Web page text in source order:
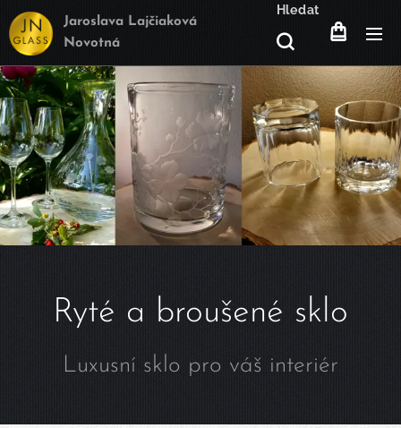
Jaroslava Lajčiaková
Novotná
Hledat
Ryté a broušené sklo
Luxusní sklo pro váš interiér